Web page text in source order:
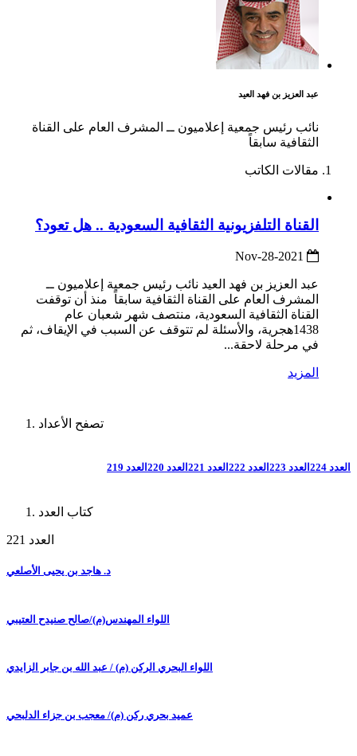
عبد العزيز بن فهد العيد
نائب رئيس جمعية إعلاميون ــ المشرف العام على القناة
الثقافية سابقاً
مقالات الكاتب
القناة التلفزيونية الثقافية السعودية .. هل تعود؟
عبد العزيز بن فهد العيد نائب رئيس جمعية إعلاميون ــ
المشرف العام على القناة الثقافية سابقاً منذ أن توقفت
القناة الثقافية السعودية، منتصف شهر شعبان عام
1438هجرية، والأسئلة لم تتوقف عن السبب في الإيقاف، ثم
في مرحلة لاحقة...
المزيد
تصفح الأعداد
العدد 224 العدد 223 العدد 222 العدد 221 العدد 220 العدد 219
كتاب العدد
العدد 221
د. هاجد بن يحيى الأصلعي
اللواء المهندس(م)/صالح صنيدح العتيبي
اللواء البحري الركن (م) / عبد الله بن جابر الزايدي
عميد بحري ركن (م)/ معجب بن جزاء الدلبحي